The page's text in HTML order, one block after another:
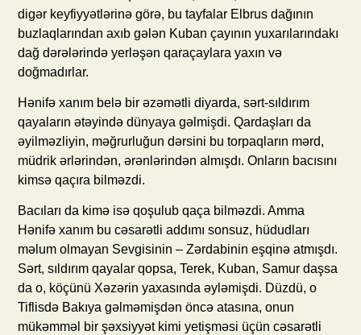
digər keyfiyyətlərinə görə, bu tayfalar Elbrus dağının
buzlaqlarından axıb gələn Kuban çayının yuxarılarındakı
dağ dərələrində yerləşən qaraçaylara yaxın və
doğmadırlar.
Hənifə xanım belə bir əzəmətli diyarda, sərt-sıldırım
qayaların ətəyində dünyaya gəlmişdi. Qardaşları da
əyilməzliyin, məğrurluğun dərsini bu torpaqların mərd,
müdrik ərlərindən, ərənlərindən almışdı. Onların bacısını
kimsə qaçıra bilməzdi.
Bacıları da kimə isə qoşulub qaça bilməzdi. Amma
Hənifə xanım bu cəsarətli addımı sonsuz, hüdudları
məlum olmayan Sevgisinin – Zərdabinin eşqinə atmışdı.
Sərt, sıldırım qayalar qopsa, Terek, Kuban, Samur daşsa
da o, köçünü Xəzərin yaxasında əyləmişdi. Düzdü, o
Tiflisdə Bakıya gəlməmişdən öncə atasına, onun
mükəmməl bir şəxsiyyət kimi yetişməsi üçün cəsarətli